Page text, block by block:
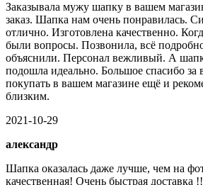
Заказывала мужу шапку в вашем
заказ. Шапка нам очень понравилась.
отлично. Изготовлена качественно.
были вопросы. Позвонила, всё
объяснили. Персонал вежливый. А
подошла идеально. Большое спасибо за
покупать в вашем магазине ещё и
близким.
2021-10-29
александр
Шапка оказалась даже лучше, чем на
качественная! Очень быстрая доставка